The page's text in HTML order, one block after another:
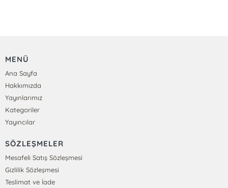
MENÜ
Ana Sayfa
Hakkımızda
Yayınlarımız
Kategoriler
Yayıncılar
SÖZLEŞMELER
Mesafeli Satış Sözleşmesi
Gizlilik Sözleşmesi
Teslimat ve İade